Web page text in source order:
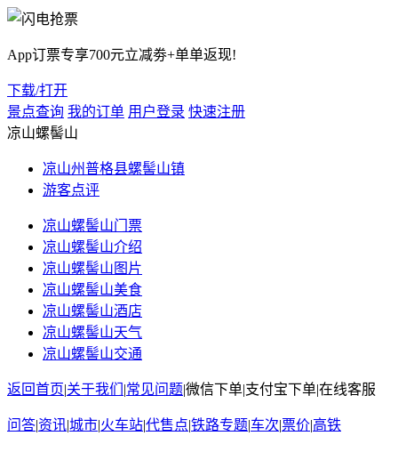
App订票专享700元立减劵+单单返现!
下载/打开
景点查询 我的订单 用户登录 快速注册
凉山螺髻山
凉山州普格县螺髻山镇
游客点评
凉山螺髻山门票
凉山螺髻山介绍
凉山螺髻山图片
凉山螺髻山美食
凉山螺髻山酒店
凉山螺髻山天气
凉山螺髻山交通
返回首页|关于我们 |常见问题|微信下单|支付宝下单|在线客服
问答|资讯|城市|火车站|代售点|铁路专题|车次|票价|高铁